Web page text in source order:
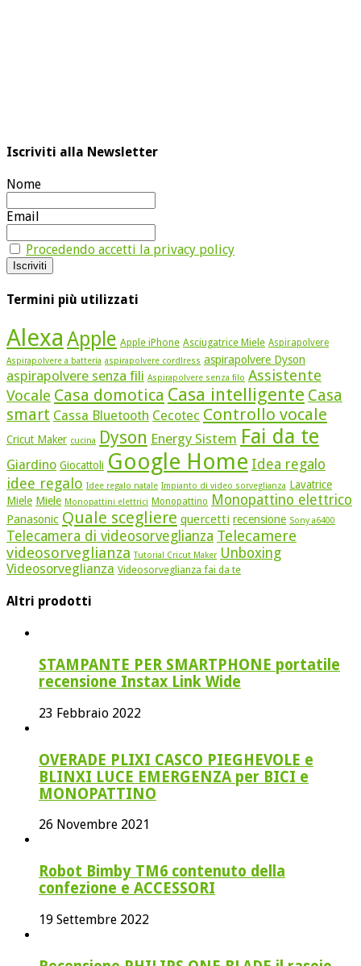
Iscriviti alla Newsletter
Nome
Email
Procedendo accetti la privacy policy
Termini più utilizzati
Alexa Apple Apple iPhone Asciugatrice Miele Aspirapolvere
Aspirapolvere a batteria aspirapolvere cordlress aspirapolvere Dyson
aspirapolvere senza fili Aspirapolvere senza filo Assistente
Vocale Casa domotica Casa intelligente Casa
smart Cassa Bluetooth Cecotec Controllo vocale
Cricut Maker cucina Dyson Energy Sistem Fai da te
Giardino Giocattoli Google Home Idea regalo
idee regalo Idee regalo natale Impianto di video sorveglianza Lavatrice
Miele Miele Monopattini elettrici Monopattino Monopattino elettrico
Panasonic Quale scegliere quercetti recensione Sony a6400
Telecamera di videosorveglianza Telecamere
videosorveglianza Tutorial Cricut Maker Unboxing
Videosorveglianza Videosorveglianza fai da te
Altri prodotti
STAMPANTE PER SMARTPHONE portatile
recensione Instax Link Wide
23 Febbraio 2022
OVERADE PLIXI CASCO PIEGHEVOLE e
BLINXI LUCE EMERGENZA per BICI e
MONOPATTINO
26 Novembre 2021
Robot Bimby TM6 contenuto della
confezione e ACCESSORI
19 Settembre 2022